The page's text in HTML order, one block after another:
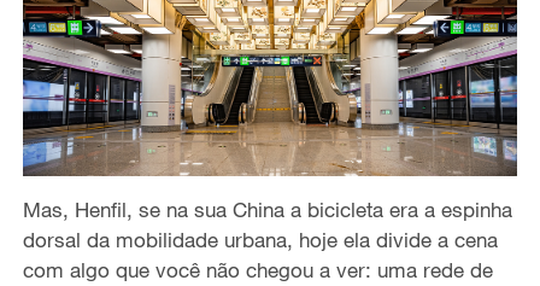
Mas, Henfil, se na sua China a bicicleta era a espinha
dorsal da mobilidade urbana, hoje ela divide a cena
com algo que você não chegou a ver: uma rede de